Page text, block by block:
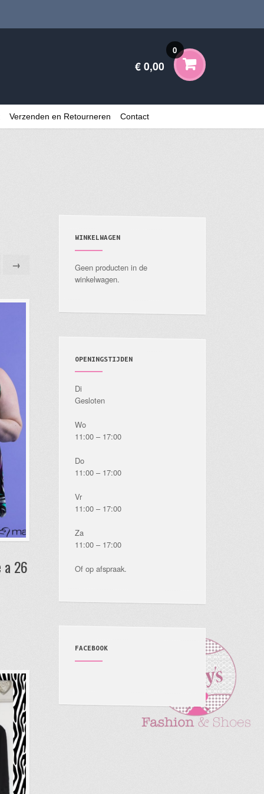
€ 0,00
0
Verzenden en Retourneren Contact
→
a 26
gekozen
worden
op
de
productpagina
WINKELWAGEN
Geen producten in de
winkelwagen.
OPENINGSTIJDEN
Di
Gesloten
Wo
11:00 – 17:00
Do
11:00 – 17:00
Vr
11:00 – 17:00
Za
11:00 – 17:00
Of op afspraak.
FACEBOOK